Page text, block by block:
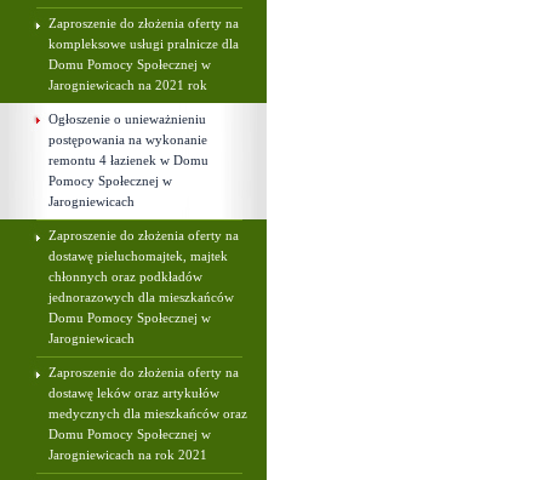
Zaproszenie do złożenia oferty na
kompleksowe usługi pralnicze dla
Domu Pomocy Społecznej w
Jarogniewicach na 2021 rok
Ogłoszenie o unieważnieniu
postępowania na wykonanie
remontu 4 łazienek w Domu
Pomocy Społecznej w
Jarogniewicach
Zaproszenie do złożenia oferty na
dostawę pieluchomajtek, majtek
chłonnych oraz podkładów
jednorazowych dla mieszkańców
Domu Pomocy Społecznej w
Jarogniewicach
Zaproszenie do złożenia oferty na
dostawę leków oraz artykułów
medycznych dla mieszkańców oraz
Domu Pomocy Społecznej w
Jarogniewicach na rok 2021